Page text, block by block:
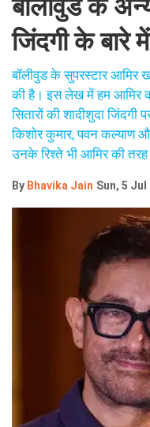
बॉलीवुड के
जिंदगी के बारे
बॉलीवुड के सुपरस्टार आमिर
की है। इस लेख में हम आमिर
सितारों की शादीशुदा
किशोर कुमार, पवन कल्याण
उनके रिश्ते भी आमिर की तरह
By Bhavika Jain Sun, 5 Jul